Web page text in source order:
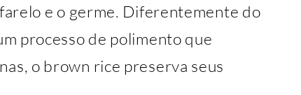
e o germe. Diferentemente do
processo de polimento que
o brown rice preserva seus